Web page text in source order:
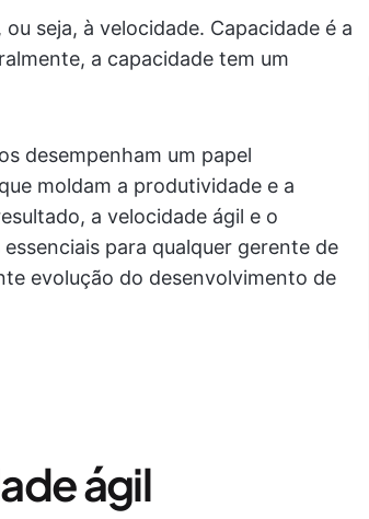
seja, à velocidade. Capacidade é a
a capacidade tem um
desempenham um papel
moldam a produtividade e a
a velocidade ágil e o
para qualquer gerente de
evolução do desenvolvimento de
ágil